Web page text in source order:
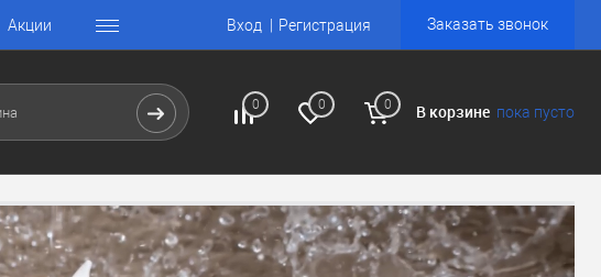
Акции Вход Регистрация Заказать звонок
0 0 0 В корзине пока пусто